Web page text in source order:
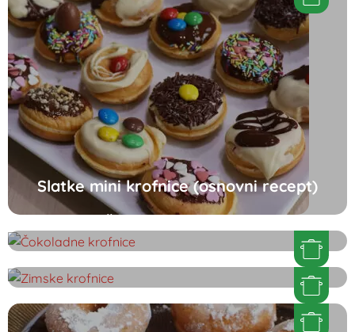
Slatke mini krofnice (osnovni recept)